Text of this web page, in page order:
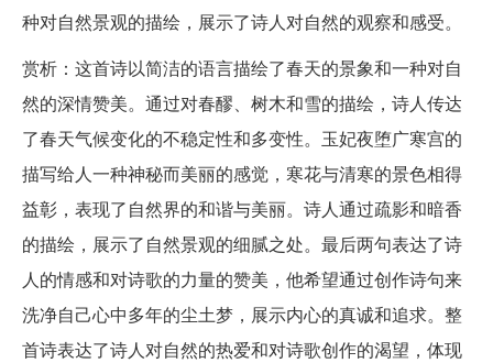
种对自然景观的描绘，展示了诗人对自然的观察和感受。
赏析：这首诗以简洁的语言描绘了春天的景象和一种对自
然的深情赞美。通过对春醪、树木和雪的描绘，诗人传达
了春天气候变化的不稳定性和多变性。玉妃夜堕广寒宫的
描写给人一种神秘而美丽的感觉，寒花与清寒的景色相得
益彰，表现了自然界的和谐与美丽。诗人通过疏影和暗香
的描绘，展示了自然景观的细腻之处。最后两句表达了诗
人的情感和对诗歌的力量的赞美，他希望通过创作诗句来
洗净自己心中多年的尘土梦，展示内心的真诚和追求。整
首诗表达了诗人对自然的热爱和对诗歌创作的渴望，体现